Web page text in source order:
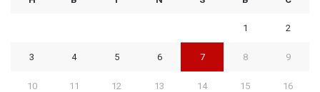
1 2
3 4 5 6 7 8 9
10 11 12 13 14 15 16